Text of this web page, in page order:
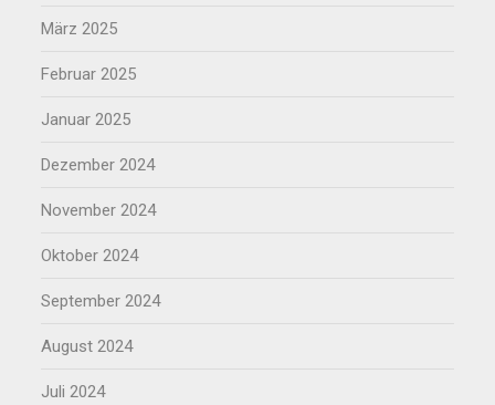
März 2025
Februar 2025
Januar 2025
Dezember 2024
November 2024
Oktober 2024
September 2024
August 2024
Juli 2024